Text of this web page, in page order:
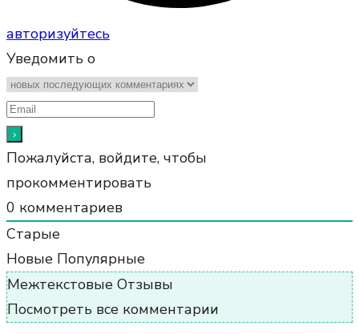
авторизуйтесь
Уведомить о
Пожалуйста, войдите, чтобы
прокомментировать
0 комментариев
Старые
Новые Популярные
Межтекстовые Отзывы
Посмотреть все комментарии